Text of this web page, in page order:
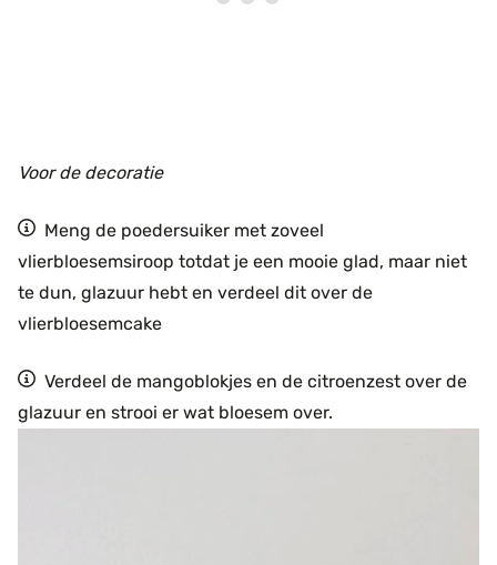
Voor de decoratie
Meng de poedersuiker met zoveel
vlierbloesemsiroop totdat je een mooie glad, maar niet
te dun, glazuur hebt en verdeel dit over de
vlierbloesemcake
Verdeel de mangoblokjes en de citroenzest over de
glazuur en strooi er wat bloesem over.